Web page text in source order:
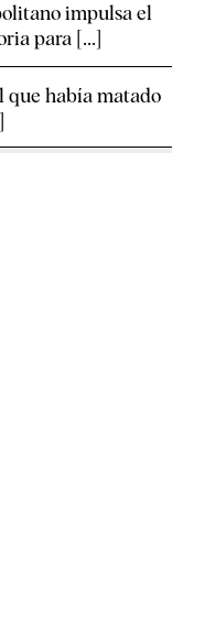
impulsa el
para [...]
que había matado